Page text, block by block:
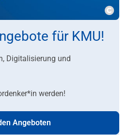
für KMU!
Digitalisierung und
werden!
Angeboten